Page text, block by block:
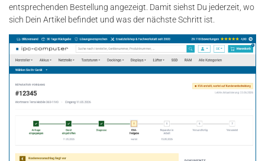
entsprechenden Bestellung angezeigt. Damit siehst Du jederzeit, wo
sich Dein Artikel befindet und was der nächste Schritt ist.